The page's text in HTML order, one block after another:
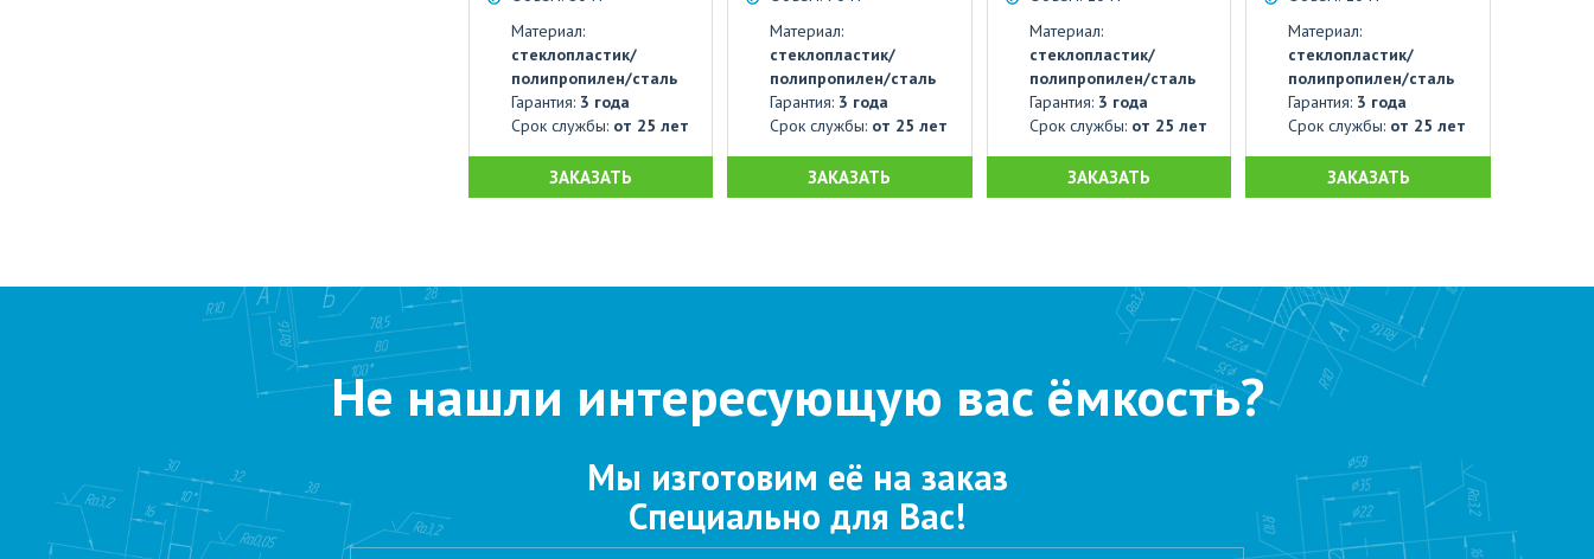
Материал:
стеклопластик/
полипропилен/сталь
Гарантия: 3 года
Срок службы: от 25 лет
ЗАКАЗАТЬ
Материал:
стеклопластик/
полипропилен/сталь
Гарантия: 3 года
Срок службы: от 25 лет
ЗАКАЗАТЬ
Материал:
стеклопластик/
полипропилен/сталь
Гарантия: 3 года
Срок службы: от 25 лет
ЗАКАЗАТЬ
Материал:
стеклопластик/
полипропилен/сталь
Гарантия: 3 года
Срок службы: от 25 лет
ЗАКАЗАТЬ
Не нашли интересующую вас ёмкость?
Мы изготовим её на заказ
Специально для Вас!